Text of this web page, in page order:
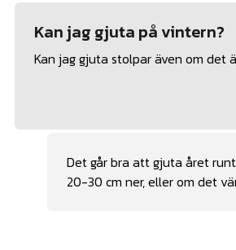
Kan jag gjuta på vintern?
Kan jag gjuta stolpar även om det
Det går bra att gjuta året
20-30 cm ner, eller om det